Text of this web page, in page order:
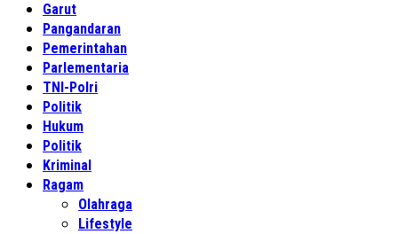
Garut
Pangandaran
Pemerintahan
Parlementaria
TNI-Polri
Politik
Hukum
Politik
Kriminal
Ragam
Olahraga
Lifestyle